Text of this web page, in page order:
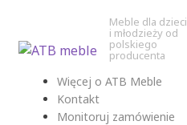
nawigacji
Meble dla dzieci
i młodzieży od
polskiego
producenta
Więcej o ATB Meble
Kontakt
Monitoruj zamówienie